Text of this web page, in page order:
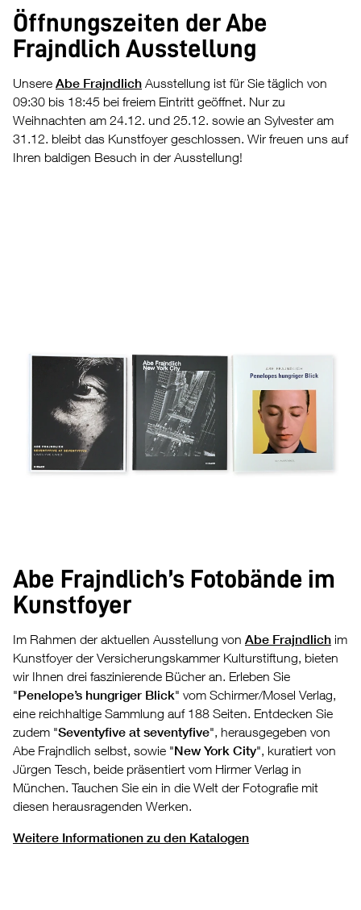
Öffnungszeiten der Abe
Frajndlich Ausstellung
Unsere Abe Frajndlich Ausstellung ist für Sie täglich von
09:30 bis 18:45 bei freiem Eintritt geöffnet. Nur zu
Weihnachten am 24.12. und 25.12. sowie an Sylvester am
31.12. bleibt das Kunstfoyer geschlossen. Wir freuen uns auf
Ihren baldigen Besuch in der Ausstellung!
Abe Frajndlich’s Fotobände im
Kunstfoyer
Im Rahmen der aktuellen Ausstellung von Abe Frajndlich im
Kunstfoyer der Versicherungskammer Kulturstiftung, bieten
wir Ihnen drei faszinierende Bücher an. Erleben Sie
"Penelope’s hungriger Blick" vom Schirmer/Mosel Verlag,
eine reichhaltige Sammlung auf 188 Seiten. Entdecken Sie
zudem "Seventyfive at seventyfive", herausgegeben von
Abe Frajndlich selbst, sowie "New York City", kuratiert von
Jürgen Tesch, beide präsentiert vom Hirmer Verlag in
München. Tauchen Sie ein in die Welt der Fotografie mit
diesen herausragenden Werken.
Weitere Informationen zu den Katalogen